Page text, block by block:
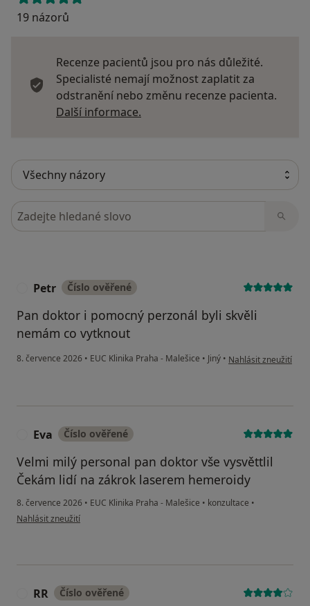
19 názorů
Recenze pacientů jsou pro nás důležité.
Specialisté nemají možnost zaplatit za
odstranění nebo změnu recenze pacienta.
Další informace.
Hledejte v názorech
Petr Číslo ověřené
Pan doktor i pomocný perzonál byli skvěli
nemám co vytknout
8. července 2026 • EUC Klinika Praha - Malešice • Jiný • podle názoru
Nahlásit zneužití
Eva Číslo ověřené
Velmi milý personal pan doktor vše vysvěttlil
Čekám lidí na zákrok laserem hemeroidy
8. července 2026 • EUC Klinika Praha - Malešice • konzultace •
podle názoru uživatele Eva
Nahlásit zneužití
RR Číslo ověřené